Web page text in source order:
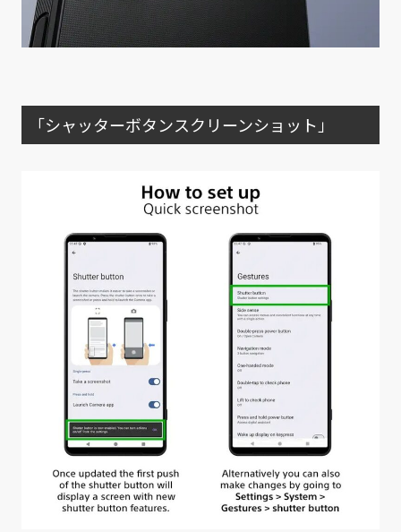
「シャッターボタンスクリーンショット」